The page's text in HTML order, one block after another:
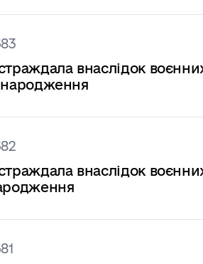
внаслідок
народження
внаслідок